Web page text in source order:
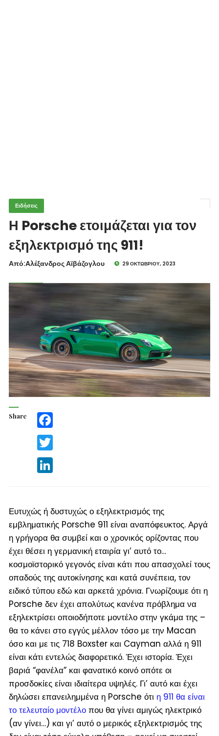
Ειδήσεις
Η Porsche ετοιμάζεται για τον
εξηλεκτρισμό της 911!
Από:Aλέξανδρος Αϊβάζογλου 29 ΟΚΤΩΒΡΊΟΥ, 2023
Share Facebook
Twitter
LinkedIn
Ευτυχώς ή δυστυχώς ο εξηλεκτρισμός της
εμβληματικής Porsche 911 είναι αναπόφευκτος. Αργά
η γρήγορα θα συμβεί και ο χρονικός ορίζοντας που
έχει θέσει η γερμανική εταιρία γι’ αυτό το…
κοσμοϊστορικό γεγονός είναι κάτι που απασχολεί τους
οπαδούς της αυτοκίνησης και κατά συνέπεια, τον
ειδικό τύπου εδώ και αρκετά χρόνια. Γνωρίζουμε ότι η
Porsche δεν έχει απολύτως κανένα πρόβλημα να
εξηλεκτρίσει οποιοδήποτε μοντέλο στην γκάμα της –
θα το κάνει στο εγγύς μέλλον τόσο με την Macan
όσο και με τις 718 Boxster και Cayman αλλά η 911
είναι κάτι εντελώς διαφορετικό. Έχει ιστορία. Έχει
βαριά “φανέλα” και φανατικό κοινό οπότε οι
προσδοκίες είναι ιδιαίτερα υψηλές. Γι’ αυτό και έχει
δηλώσει επανειλημμένα η Porsche ότι η 911 θα είναι
το τελευταίο μοντέλοπου θα γίνει αμιγώς ηλεκτρικό
(αν γίνει…) και γι’ αυτό ο μερικός εξηλεκτρισμός της